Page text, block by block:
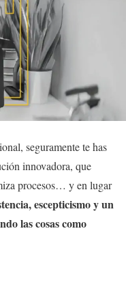
seguramente te has
innovadora, que
procesos… y en lugar
escepticismo y un
las cosas como